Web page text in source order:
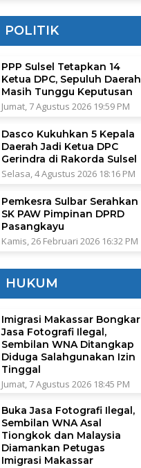
POLITIK
PPP Sulsel Tetapkan 14
Ketua DPC, Sepuluh Daerah
Masih Tunggu Keputusan
Jumat, 7 Agustus 2026 19:59 PM
Dasco Kukuhkan 5 Kepala
Daerah Jadi Ketua DPC
Gerindra di Rakorda Sulsel
Selasa, 4 Agustus 2026 18:16 PM
Pemkesra Sulbar Serahkan
SK PAW Pimpinan DPRD
Pasangkayu
Kamis, 26 Februari 2026 16:32 PM
HUKUM
Imigrasi Makassar Bongkar
Jasa Fotografi Ilegal,
Sembilan WNA Ditangkap
Diduga Salahgunakan Izin
Tinggal
Jumat, 7 Agustus 2026 18:45 PM
Buka Jasa Fotografi Ilegal,
Sembilan WNA Asal
Tiongkok dan Malaysia
Diamankan Petugas
Imigrasi Makassar